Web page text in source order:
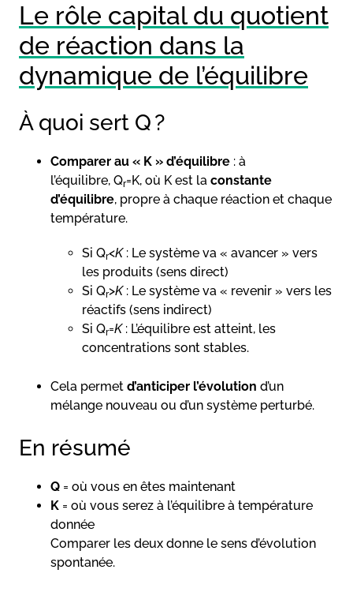
Le rôle capital du quotient
de réaction dans la
dynamique de l’équilibre
À quoi sert Q?
Comparer au « K » d’équilibre : à
l’équilibre, Qr=K, où K est la constante
d’équilibre, propre à chaque réaction et chaque
température.
Si Qr<K: Le système va « avancer » vers
les produits (sens direct)
Si Qr>K: Le système va « revenir » vers les
réactifs (sens indirect)
Si Qr=K: L’équilibre est atteint, les
concentrations sont stables.
Cela permet d’anticiper l’évolution d’un
mélange nouveau ou d’un système perturbé.
En résumé
Q = où vous en êtes maintenant
K = où vous serez à l’équilibre à température
donnée
Comparer les deux donne le sens d’évolution
spontanée.